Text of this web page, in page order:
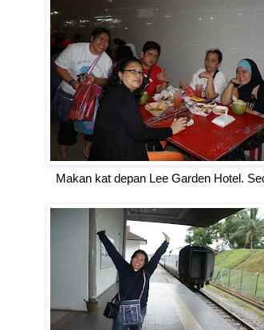
Makan kat depan Lee Garden Hotel.